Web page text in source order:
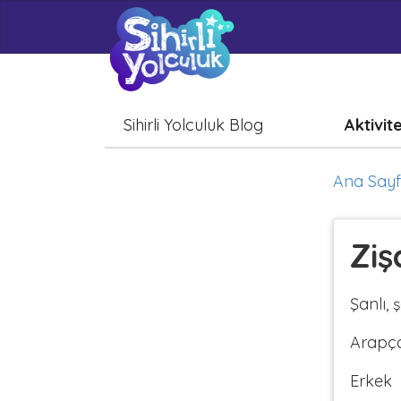
Sihirli Yolculuk Blog
Ana
Şanlı,
Erkek